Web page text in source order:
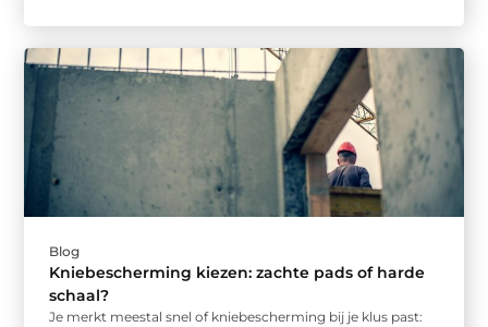
Blog
Kniebescherming kiezen: zachte pads of harde
schaal?
Je merkt meestal snel of kniebescherming bij je klus past: